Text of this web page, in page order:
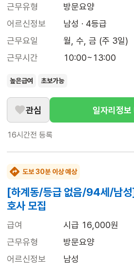
근무유형
방문요양
어르신정보
남성 · 4등급
근무요일
월, 수, 금 (주 3일)
근무시간
10:00~13:00
높은급여 초보가능
관심 일자리정보
16시간전 등록
도보 30분 이상 예상
[하계동/등급 없음/94세/남
호사 모집
급여
시급 16,000원
근무유형
방문요양
어르신정보
남성